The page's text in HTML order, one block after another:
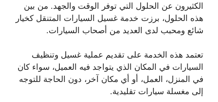
الكثيرون عن الحلول التي توفر الوقت والجهد. من بين
هذه الحلول، برزت خدمة غسيل السيارات المتنقل كخيار
شائع ومحبب لدى العديد من أصحاب السيارات.
تعتمد هذه الخدمة على تقديم عملية غسيل وتنظيف
السيارات في المكان الذي يتواجد فيه العميل، سواء كان
في المنزل، العمل، أو أي مكان آخر، دون الحاجة للتوجه
إلى مغسلة سيارات تقليدية.